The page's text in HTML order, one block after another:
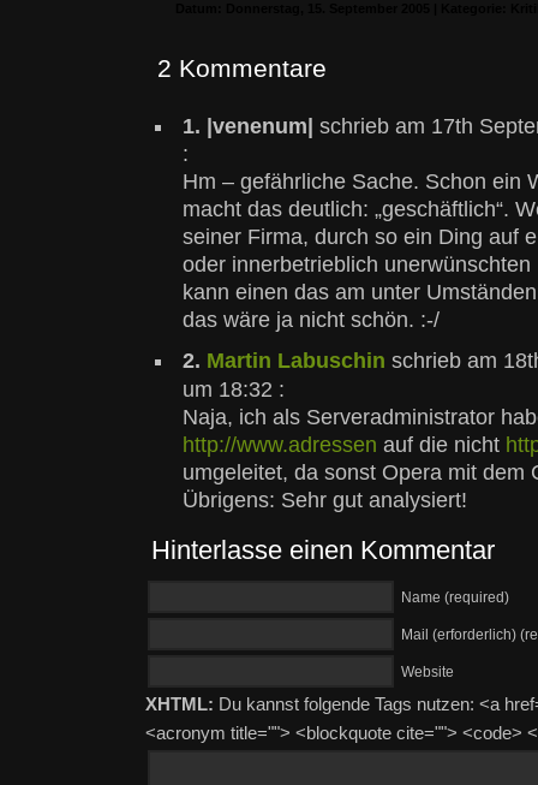
2 Kommentare
1. |venenum| schrieb am 17th
:
Hm – gefährliche Sache. Schon ein
macht das deutlich: „geschäftlich“.
seiner Firma, durch so ein Ding auf
oder innerbetrieblich
kann einen das am unter
das wäre ja nicht schön. :-/
2. Martin Labuschin schrieb am
um 18:32 :
Naja, ich als Serveradministrator
http://www.adressen auf die nicht
umgeleitet, da sonst Opera mit dem
Übrigens: Sehr gut analysiert!
Hinterlasse einen Kommentar
Name (required)
Mail (erforderlich)
Website
XHTML: Du kannst folgende Tags nutzen: <a
<acronym title=""> <blockquote cite=""> <code>